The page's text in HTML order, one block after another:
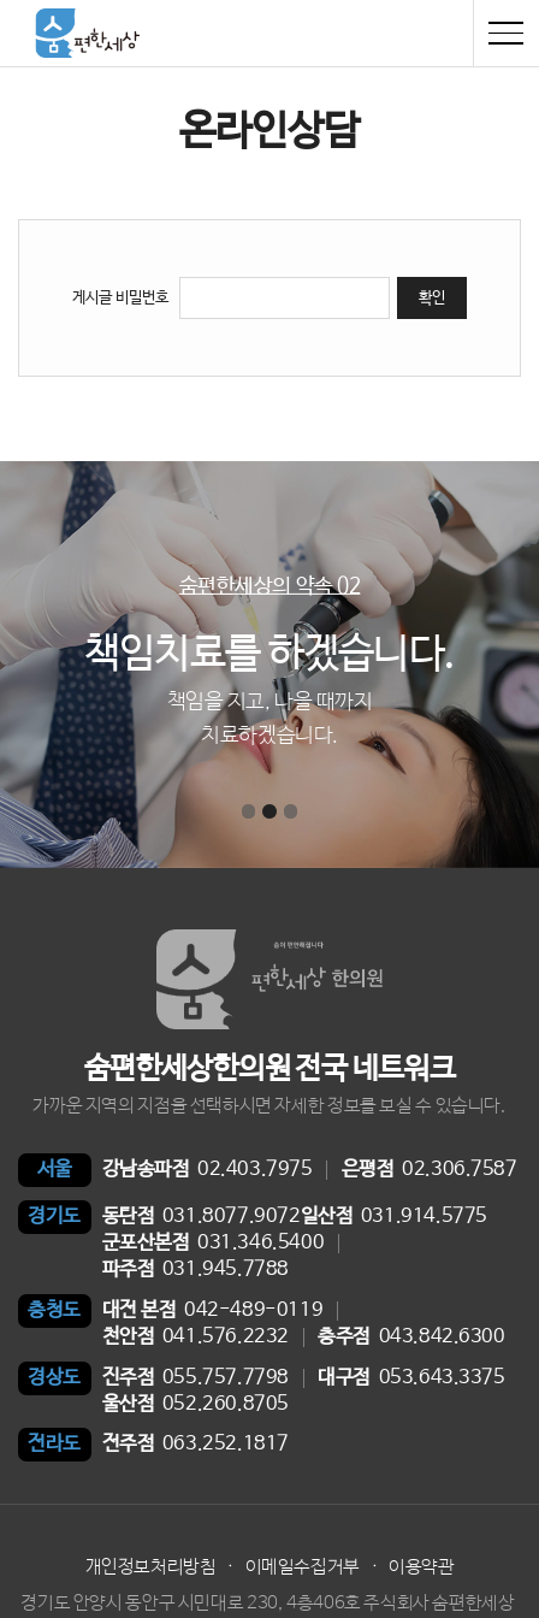
온라인상담
게시글 비밀번호 확인
숨편한세상의 약속 02
책임치료를 하겠습니다.
책임을 지고, 나을 때까지
치료하겠습니다.
숨편한세상한의원 전국 네트워크
가까운 지역의 지점을 선택하시면 자세한 정보를 보실 수 있습니다.
서울 강남송파점 02.403.7975 은평점 02.306.7587
경기도 동탄점 031.8077.9072일산점 031.914.5775
군포산본점 031.346.5400
파주점 031.945.7788
충청도
대전 본점 042-489-0119
천안점 041.576.2232 충주점 043.842.6300
경상도
진주점 055.757.7798 대구점 053.643.3375
울산점 052.260.8705
전라도
전주점 063.252.1817
개인정보처리방침 · 이메일수집거부 ·
이용약관
경기도 안양시 동안구 시민대로 230, 4층406호 주식회사 숨편한세상